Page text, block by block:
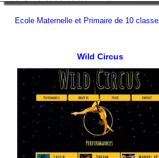
Ecole Maternelle et Primaire de 10
Wild Circus